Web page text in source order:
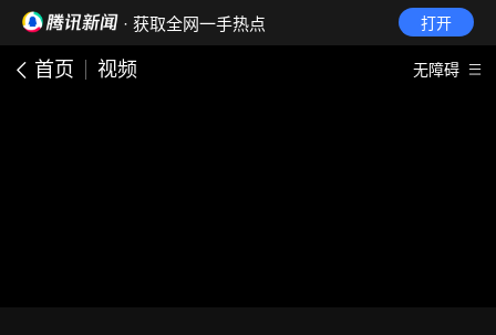
· 获取全网一手热点 打开
首页 视频 无障碍